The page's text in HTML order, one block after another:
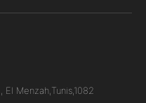
Menzah,Tunis,1082